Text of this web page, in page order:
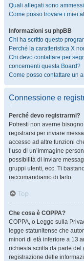
Quali allegati sono
Come posso trovare i miei
Informazioni su phpBB
Chi ha scritto questo
Perché la caratteristica X
Chi devo contattare per
concernenti questa Board?
Come posso contattare un
Connessione e
Perché devo registrarmi?
Potresti non averne
registrarsi per inviare
accesso ad altre funzioni
l’uso di un’immagine
possibilità di inviare
gruppi utenti, ecc. Ti
raccomandiamo di farlo.
Top
Che cosa è COPPA?
COPPA, o Legge sulla
legge statunitense che
minori di età inferiore a 13
richiesta scritta da parte
registrazione delle